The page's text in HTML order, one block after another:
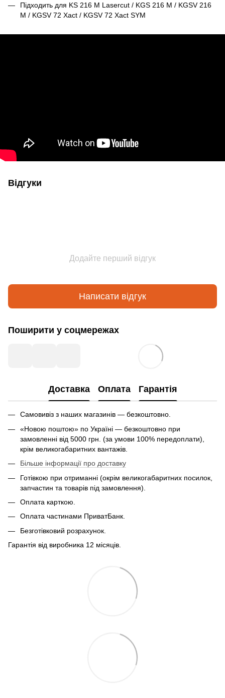
Підходить для KS 216 M Lasercut / KGS 216 M / KGSV 216
M / KGSV 72 Xact / KGSV 72 Xact SYM
Відгуки
Додайте перший відгук
Написати відгук
Поширити у соцмережах
Доставка Оплата Гарантія
Самовивіз з наших магазинів — безкоштовно.
«Новою поштою» по Україні — безкоштовно при
замовленні від 5000 грн. (за умови 100% передоплати),
крім великогабаритних вантажів.
Більше інформації про доставку
Готівкою при отриманні (окрім великогабаритних посилок,
запчастин та товарів під замовлення).
Оплата карткою.
Оплата частинами ПриватБанк.
Безготівковий розрахунок.
Гарантія від виробника 12 місяців.